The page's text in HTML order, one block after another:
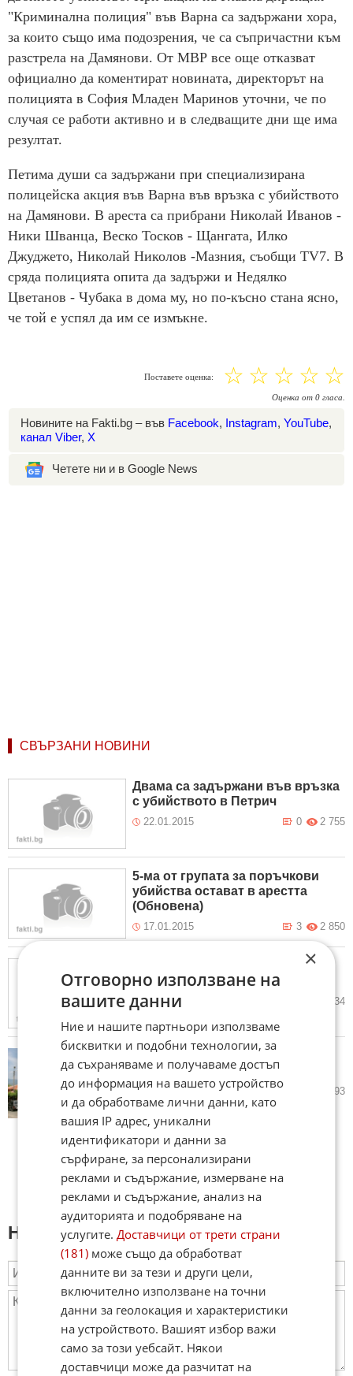
"Криминална полиция" във Варна са задържани хора,
за които също има подозрения, че са съпричастни към
разстрела на Дамянови. От МВР все още отказват
официално да коментират новината, директорът на
полицията в София Младен Маринов уточни, че по
случая се работи активно и в следващите дни ще има
резултат.
Петима души са задържани при специализирана
полицейска акция във Варна във връзка с убийството
на Дамянови. В ареста са прибрани Николай Иванов -
Ники Шванца, Веско Тосков - Щангата, Илко
Джуджето, Николай Николов -Мазния, съобщи TV7. В
сряда полицията опита да задържи и Недялко
Цветанов - Чубака в дома му, но по-късно стана ясно,
че той е успял да им се измъкне.
Поставете оценка: ☆
☆
☆
☆
☆
Оценка от 0 гласа.
Новините на Fakti.bg – във Facebook, Instagram, YouTube,
канал Viber, X
Четете ни и в Google News
СВЪРЗАНИ НОВИНИ
Двама са задържани във връзка
с убийството в Петрич
22.01.2015 2 755
0
5-ма от групата за поръчкови
убийства остават в арестта
(Обновена)
17.01.2015 2 850
3
Експерти: Престъпният свят не
се страхува от МВР
17.01.2015 12 734
Убитият в Петричко е бил
застрелян
15.01.2015 3 293
Напиши коментар:
×
Отговорно използване на
вашите данни
Ние и нашите партньори използваме
бисквитки и подобни технологии, за
да съхраняваме и получаваме достъп
до информация на вашето устройство
и да обработваме лични данни, като
вашия IP адрес, уникални
идентификатори и данни за
сърфиране, за персонализирани
реклами и съдържание, измерване на
реклами и съдържание, анализ на
аудиторията и подобряване на
услугите.Доставчици от трети страни
(181) може също да обработват
данните ви за тези и други цели,
включително използване на точни
данни за геолокация и характеристики
на устройството. Вашият избор важи
само за този уебсайт. Някои
доставчици може да разчитат на